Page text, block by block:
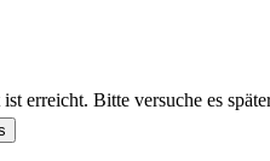
erreicht. Bitte versuche es